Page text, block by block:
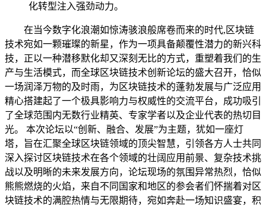
化转型注入强劲动力。
在当今数字化浪潮如惊涛骇浪般席卷而来的时代,区块链
技术宛如一颗璀璨的新星，作为一项具备颠覆性潜力的新兴科
技，正以一种潜移默化却又深刻无比的方式，重塑着我们的生
产与生活模式，而全球区块链技术创新论坛的盛大召开，恰似
一场润泽万物的及时雨，为区块链技术的蓬勃发展与广泛应用
精心搭建起了一个极具影响力与权威性的交流平台，成功吸引
了全球范围内无数行业精英、专家学者以及企业代表的热切目
光。 本次论坛以“创新、融合、发展”为主题，犹如一座灯
塔，旨在汇聚全球区块链领域的顶尖智慧，引领各方人士共同
深入探讨区块链技术在各个领域的壮阔应用前景、复杂技术挑
战以及明晰的未来发展方向，论坛现场的氛围异常热烈，恰似
熊熊燃烧的火焰，来自不同国家和地区的参会者们怀揣着对区
块链技术的满腔热情与无限期待，宛如奔赴一场知识盛宴，积